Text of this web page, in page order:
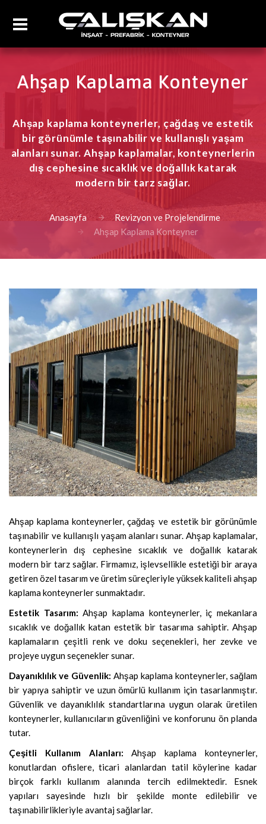
Ahşap Kaplama Konteyner
Ahşap kaplama konteynerler, çağdaş ve estetik
bir görünümle taşınabilir ve kullanışlı yaşam
alanları sunar. Ahşap kaplamalar, konteynerlerin
dış cephesine sıcaklık ve doğallık katarak
modern bir tarz sağlar.
Anasayfa
Revizyon ve Projelendirme
Ahşap Kaplama Konteyner
Ahşap kaplama konteynerler, çağdaş ve estetik bir görünümle
taşınabilir ve kullanışlı yaşam alanları sunar. Ahşap kaplamalar,
konteynerlerin dış cephesine sıcaklık ve doğallık katarak
modern bir tarz sağlar. Firmamız, işlevsellikle estetiği bir araya
getiren özel tasarım ve üretim süreçleriyle yüksek kaliteli ahşap
kaplama konteynerler sunmaktadır.
Estetik Tasarım: Ahşap kaplama konteynerler, iç mekanlara
sıcaklık ve doğallık katan estetik bir tasarıma sahiptir. Ahşap
kaplamaların çeşitli renk ve doku seçenekleri, her zevke ve
projeye uygun seçenekler sunar.
Dayanıklılık ve Güvenlik: Ahşap kaplama konteynerler, sağlam
bir yapıya sahiptir ve uzun ömürlü kullanım için tasarlanmıştır.
Güvenlik ve dayanıklılık standartlarına uygun olarak üretilen
konteynerler, kullanıcıların güvenliğini ve konforunu ön planda
tutar.
Çeşitli Kullanım Alanları: Ahşap kaplama konteynerler,
konutlardan ofislere, ticari alanlardan tatil köylerine kadar
birçok farklı kullanım alanında tercih edilmektedir. Esnek
yapıları sayesinde hızlı bir şekilde monte edilebilir ve
taşınabilirlikleriyle avantaj sağlarlar.